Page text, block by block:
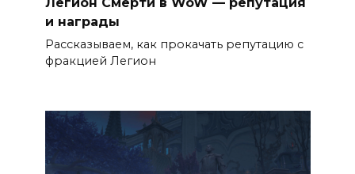
и награды
Рассказываем, как прокачать репутацию с
фракцией Легион